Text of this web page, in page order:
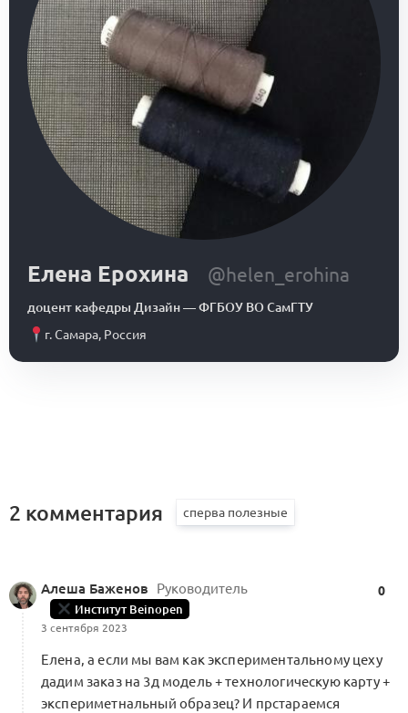
Елена Ерохина @helen_erohina
доцент кафедры Дизайн—ФГБОУ ВО СамГТУ
г. Самара, Россия
2 комментария
Алеша Баженов Руководитель
Институт Beinopen
3 сентября 2023
0
Елена, а если мы вам как экспериментальному цеху
дадим заказ на 3д модель + технологическую карту +
экспериметнальный образец? И прстараемся